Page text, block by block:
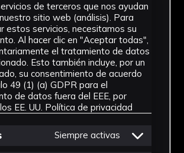
IMÁGENES
de terceros que nos ayudan
sitio web (análisis). Para
estos servicios, necesitamos su
Al hacer clic en "Aceptar todas",
el tratamiento de datos
Esto también incluye, por un
su consentimiento de acuerdo
49 (1) (a) GDPR para el
de datos fuera del EEE, por
EE. UU. Política de privacidad
Siempre activas